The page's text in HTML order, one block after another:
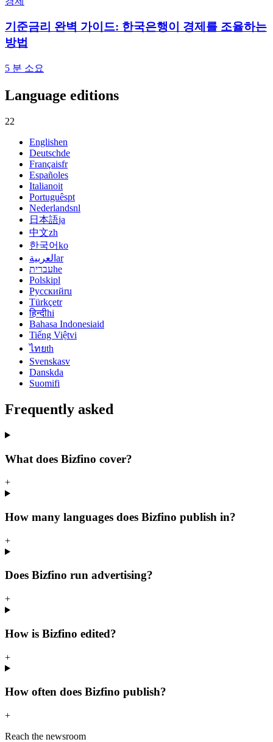
기준금리 완벽 가이드: 한국은행이 경제를 조율하는
방법
5 분 소요
Language editions
22
Englishen
Deutschde
Françaisfr
Españoles
Italianoit
Portuguêspt
Nederlandsnl
日本語ja
中文zh
한국어ko
العربية ar
עבריתhe
Polskipl
Русскийru
Türkçetr
हिन्दीhi
Bahasa Indonesiaid
Tiếng Việtvi
ไทยth
Svenskasv
Danskda
Suomifi
Frequently asked
What does Bizfino cover?
+
How many languages does Bizfino publish in?
+
Does Bizfino run advertising?
+
How is Bizfino edited?
+
How often does Bizfino publish?
+
Reach the newsroom